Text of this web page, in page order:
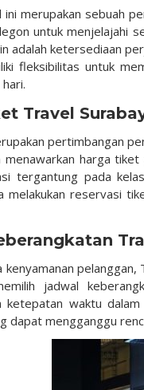
ini merupakan sebuah
untuk menjelajahi
adalah ketersediaan
fleksibilitas untuk
Travel
pertimbangan
menawarkan harga
tergantung pada
melakukan reservasi
kenyamanan
jadwal
ketepatan waktu
dapat mengganggu